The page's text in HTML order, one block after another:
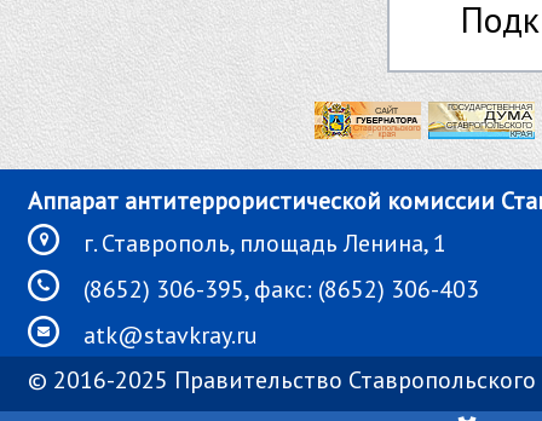
Аппарат антитеррористической комиссии
г. Ставрополь, площадь Ленина, 1
(8652) 306-395, факс: (8652) 306-403
atk@stavkray.ru
© 2016-2025 Правительство Ставропольского